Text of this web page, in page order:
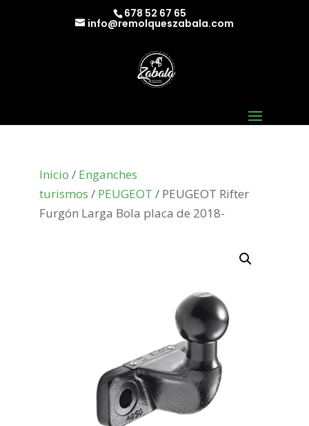
678 52 67 65
info@remolqueszabala.com
Inicio / Enganches
turismos / PEUGEOT / PEUGEOT Rifter
Furgón Larga Bola placa de 2018-